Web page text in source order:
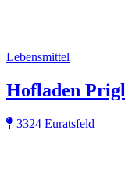
Lebensmittel
Hofladen
3324 Euratsfeld